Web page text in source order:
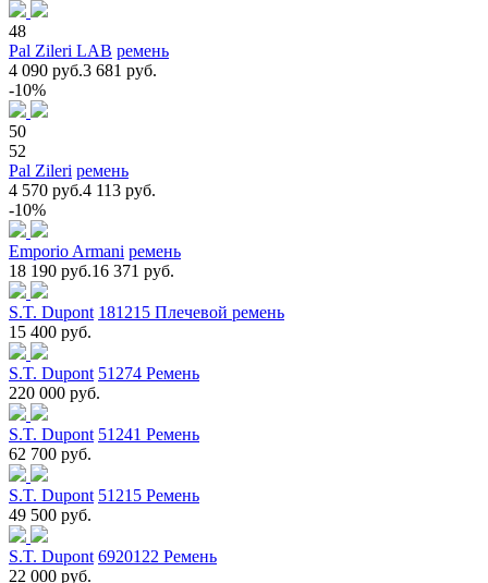
48
Pal Zileri LAB ремень
4 090 руб.3 681 руб.
-10%
50
52
Pal Zileri ремень
4 570 руб.4 113 руб.
-10%
Emporio Armani ремень
18 190 руб.16 371 руб.
S.T. Dupont 181215 Плечевой ремень
15 400 руб.
S.T. Dupont 51274 Ремень
220 000 руб.
S.T. Dupont 51241 Ремень
62 700 руб.
S.T. Dupont 51215 Ремень
49 500 руб.
S.T. Dupont 6920122 Ремень
22 000 руб.